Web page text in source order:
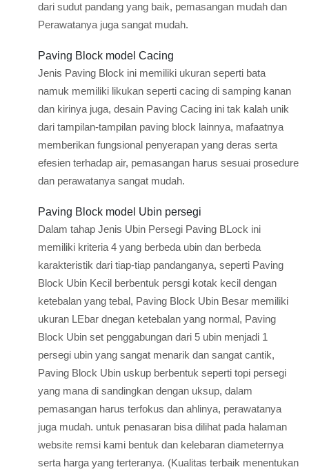
dari sudut pandang yang baik, pemasangan mudah dan
Perawatanya juga sangat mudah.
Paving Block model Cacing
Jenis Paving Block ini memiliki ukuran seperti bata
namuk memiliki likukan seperti cacing di samping kanan
dan kirinya juga, desain Paving Cacing ini tak kalah unik
dari tampilan-tampilan paving block lainnya, mafaatnya
memberikan fungsional penyerapan yang deras serta
efesien terhadap air, pemasangan harus sesuai prosedure
dan perawatanya sangat mudah.
Paving Block model Ubin persegi
Dalam tahap Jenis Ubin Persegi Paving BLock ini
memiliki kriteria 4 yang berbeda ubin dan berbeda
karakteristik dari tiap-tiap pandanganya, seperti Paving
Block Ubin Kecil berbentuk persgi kotak kecil dengan
ketebalan yang tebal, Paving Block Ubin Besar memiliki
ukuran LEbar dnegan ketebalan yang normal, Paving
Block Ubin set penggabungan dari 5 ubin menjadi 1
persegi ubin yang sangat menarik dan sangat cantik,
Paving Block Ubin uskup berbentuk seperti topi persegi
yang mana di sandingkan dengan uksup, dalam
pemasangan harus terfokus dan ahlinya, perawatanya
juga mudah. untuk penasaran bisa dilihat pada halaman
website remsi kami bentuk dan kelebaran diameternya
serta harga yang terteranya. (Kualitas terbaik menentukan